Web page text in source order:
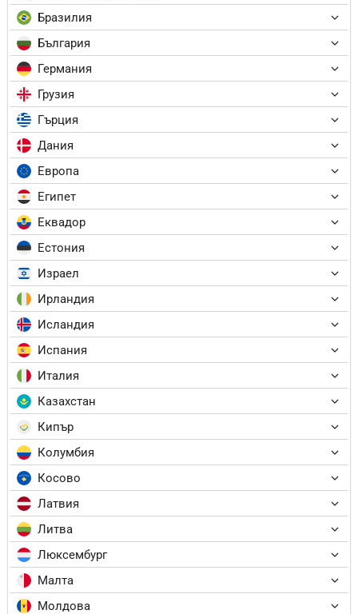
Бразилия
България
Германия
Грузия
Гърция
Дания
Европа
Египет
Еквадор
Естония
Израел
Ирландия
Исландия
Испания
Италия
Казахстан
Кипър
Колумбия
Косово
Латвия
Литва
Люксембург
Малта
Молдова